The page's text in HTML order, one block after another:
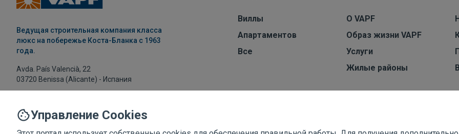
Ведущая строительная компания класса
люкс на побережье Коста-Бланка с 1963
года.
Avda. País Valencià, 22
03720 Benissa (Alicante) - Испания
vapf@vapf.com
Виллы
Aпартаментов
Все
О VAPF
Образ жизни VAPF
Услуги
Жилые районы
Управление Cookies